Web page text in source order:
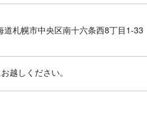
道札幌市中央区南十六条西8丁目1-33
越しください。